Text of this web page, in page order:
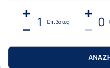
1 Επιβάτες 0